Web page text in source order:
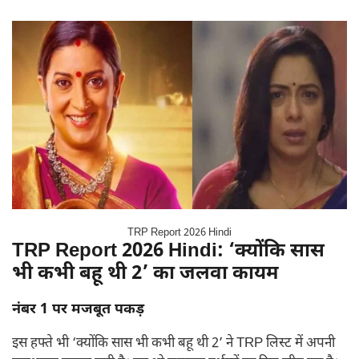
TRP Report 2026 Hindi
TRP Report 2026 Hindi: ‘क्योंकि सास
भी कभी बहू थी 2’ का जलवा कायम
नंबर 1 पर मजबूत पकड़
इस हफ्ते भी ‘क्योंकि सास भी कभी बहू थी 2’ ने TRP लिस्ट में अपनी